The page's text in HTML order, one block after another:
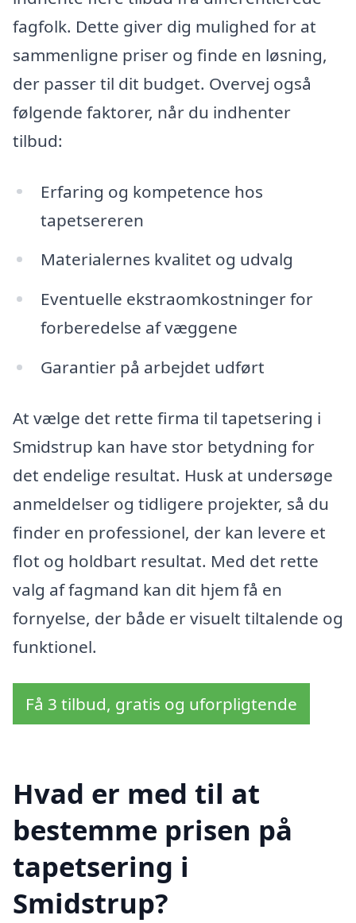
fagfolk. Dette giver dig mulighed for at
sammenligne priser og finde en løsning,
der passer til dit budget. Overvej også
følgende faktorer, når du indhenter
tilbud:
Erfaring og kompetence hos
tapetsereren
Materialernes kvalitet og udvalg
Eventuelle ekstraomkostninger for
forberedelse af væggene
Garantier på arbejdet udført
At vælge det rette firma til tapetsering i
Smidstrup kan have stor betydning for
det endelige resultat. Husk at undersøge
anmeldelser og tidligere projekter, så du
finder en professionel, der kan levere et
flot og holdbart resultat. Med det rette
valg af fagmand kan dit hjem få en
fornyelse, der både er visuelt tiltalende og
funktionel.
Få 3 tilbud, gratis og uforpligtende
Hvad er med til at
bestemme prisen på
tapetsering i
Smidstrup?